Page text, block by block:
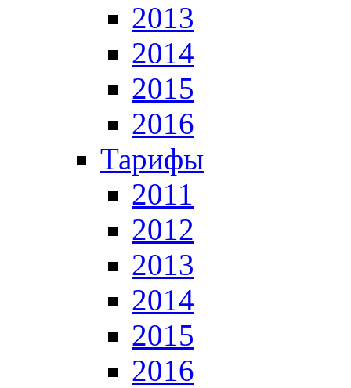
2013
2014
2015
2016
Тарифы
2011
2012
2013
2014
2015
2016